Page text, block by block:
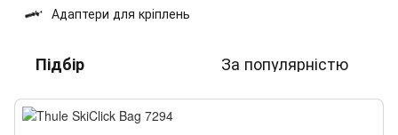
Адаптери для кріплень
Підбір За популярністю